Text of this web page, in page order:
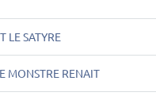
LE SATYRE
MONSTRE RENAIT